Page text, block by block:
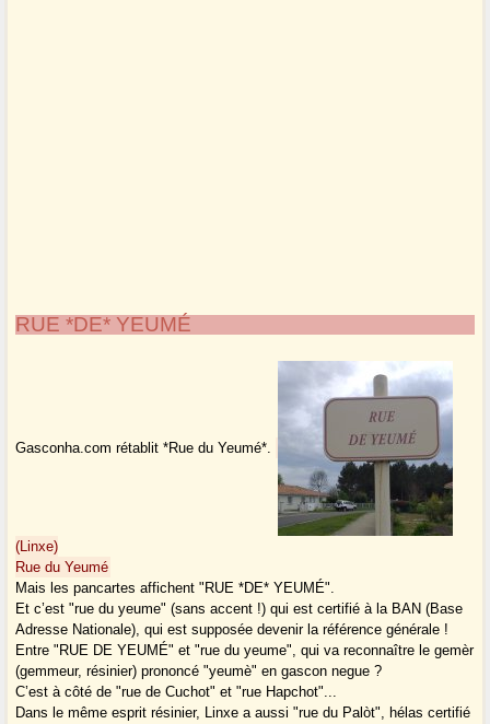
RUE *DE* YEUMÉ
Gasconha.com rétablit *Rue du Yeumé*.
(Linxe)
Rue du Yeumé
Mais les pancartes affichent "RUE *DE* YEUMÉ".
Et c’est "rue du yeume" (sans accent !) qui est certifié à la BAN (Base
Adresse Nationale), qui est supposée devenir la référence générale !
Entre "RUE DE YEUMÉ" et "rue du yeume", qui va reconnaître le gemèr
(gemmeur, résinier) prononcé "yeumè" en gascon negue ?
C’est à côté de "rue de Cuchot" et "rue Hapchot"...
Dans le même esprit résinier, Linxe a aussi "rue du Palòt", hélas certifié